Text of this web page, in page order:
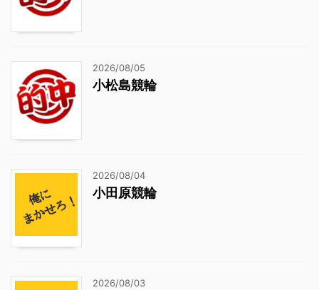
2026/08/05
小松島競輪
2026/08/04
小田原競輪
2026/08/03